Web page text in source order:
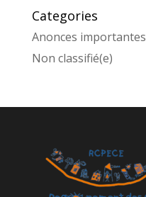
Categories
Anonces importantes
Non classifié(e)